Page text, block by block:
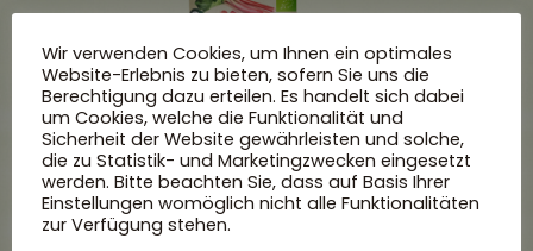
Wir verwenden Cookies, um Ihnen ein optimales
Website-Erlebnis zu bieten, sofern Sie uns die
Berechtigung dazu erteilen. Es handelt sich dabei
um Cookies, welche die Funktionalität und
Sicherheit der Website gewährleisten und solche,
die zu Statistik- und Marketingzwecken eingesetzt
werden. Bitte beachten Sie, dass auf Basis Ihrer
Einstellungen womöglich nicht alle Funktionalitäten
zur Verfügung stehen.